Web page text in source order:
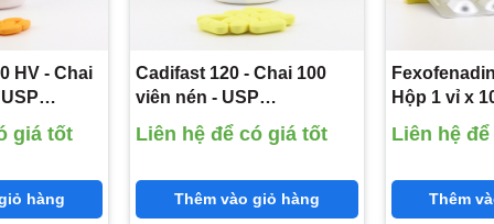
thể H1 ngoại biên, tác dụng trực tiếp mà không cần qua hệ thống
hydrochloride là chất chuyển hóa của terfenadine là một
thể H1 ngoại biên.
HV - Chai
60mg)
giá tốt
hàng
Cadifast 120 - Chai 100
viên nén - USP
(Fexofenadin HCl 120mg)
Liên hệ để có giá tốt
Thêm vào giỏ hàng
Hộp 1 vỉ x
USP
180mg)
Liên hệ
Thêm